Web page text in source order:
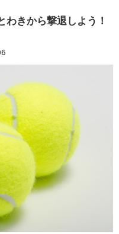
きから撃退しよう！